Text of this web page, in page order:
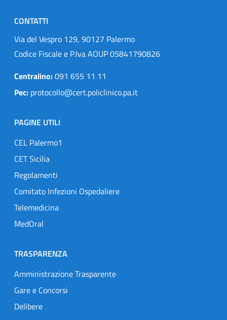
CONTATTI
Via del Vespro 129, 90127 Palermo
Codice Fiscale e P.Iva AOUP 05841790826
Centralino:091 655 11 11
Pec: protocollo@cert.policlinico.pa.it
PAGINE UTILI
CEL Palermo1
CET Sicilia
Regolamenti
Comitato Infezioni Ospedaliere
Telemedicina
MedOral
TRASPARENZA
Amministrazione Trasparente
Gare e Concorsi
Delibere